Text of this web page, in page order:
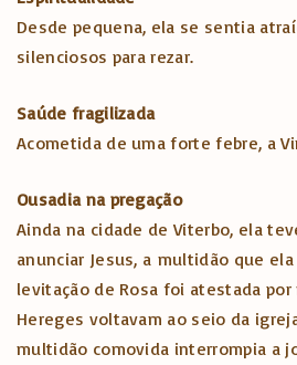
Desde pequena, ela se sentia
silenciosos para rezar.
Saúde fragilizada
Acometida de uma forte febre, a
Ousadia na pregação
Ainda na cidade de Viterbo, ela
anunciar Jesus, a multidão que ela
levitação de Rosa foi atestada
Hereges voltavam ao seio da
multidão comovida interrompia a